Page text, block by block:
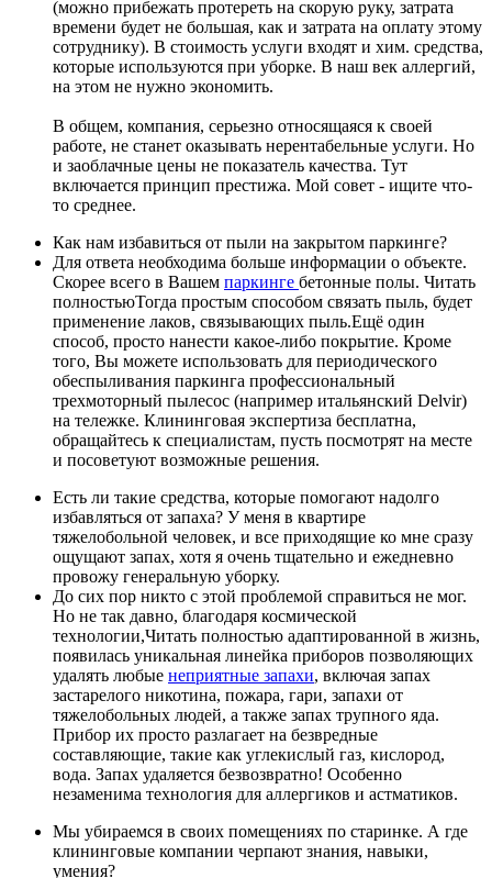
(можно прибежать протереть на скорую руку, затрата
времени будет не большая, как и затрата на оплату этому
сотруднику). В стоимость услуги входят и хим. средства,
которые используются при уборке. В наш век аллергий,
на этом не нужно экономить.
В общем, компания, серьезно относящаяся к своей
работе, не станет оказывать нерентабельные услуги. Но
и заоблачные цены не показатель качества. Тут
включается принцип престижа. Мой совет - ищите что-
то среднее.
Как нам избавиться от пыли на закрытом паркинге?
Для ответа необходима больше информации о объекте.
Скорее всего в Вашем паркинге бетонные полы. Читать
полностьюТогда простым способом связать пыль, будет
применение лаков, связывающих пыль.Ещё один
способ, просто нанести какое-либо покрытие. Кроме
того, Вы можете использовать для периодического
обеспыливания паркинга профессиональный
трехмоторный пылесос (например итальянский Delvir)
на тележке. Клининговая экспертиза бесплатна,
обращайтесь к специалистам, пусть посмотрят на месте
и посоветуют возможные решения.
Есть ли такие средства, которые помогают надолго
избавляться от запаха? У меня в квартире
тяжелобольной человек, и все приходящие ко мне сразу
ощущают запах, хотя я очень тщательно и ежедневно
провожу генеральную уборку.
До сих пор никто с этой проблемой справиться не мог.
Но не так давно, благодаря космической
технологии,Читать полностью адаптированной в жизнь,
появилась уникальная линейка приборов позволяющих
удалять любые неприятные запахи, включая запах
застарелого никотина, пожара, гари, запахи от
тяжелобольных людей, а также запах трупного яда.
Прибор их просто разлагает на безвредные
составляющие, такие как углекислый газ, кислород,
вода. Запах удаляется безвозвратно! Особенно
незаменима технология для аллергиков и астматиков.
Мы убираемся в своих помещениях по старинке. А где
клининговые компании черпают знания, навыки,
умения?